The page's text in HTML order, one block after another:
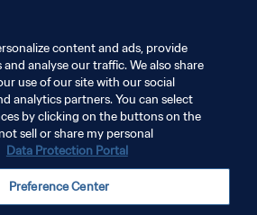
DE COOKIES
os direitos reservados.
content and ads, provide
analyse our traffic. We also share
use of our site with our social
analytics partners. You can select
by clicking on the buttons on the
sell or share my personal
Data Protection Portal
Preference Center